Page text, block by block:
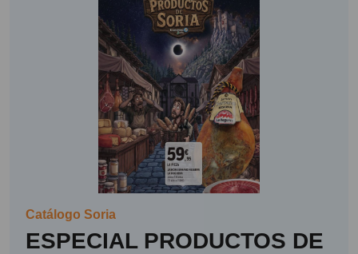
Catálogo Soria
ESPECIAL PRODUCTOS DE